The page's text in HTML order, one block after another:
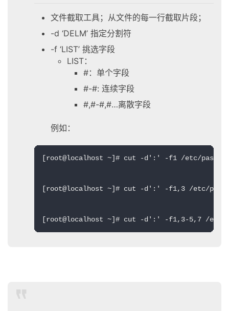
文件截取工具；从文件的每一行截取片段；
-d ‘DELM’ 指定分割符
-f ‘LIST’ 挑选字段
LIST：
#：单个字段
#-#: 连续字段
#,#-#,#…离散字段
例如：
[root@localhost ~]# cut -d':' -f1 /etc/
[root@localhost ~]# cut -d':' -f1,3 /etc/
[root@localhost ~]# cut -d':' -f1,3-5,7 /etc/